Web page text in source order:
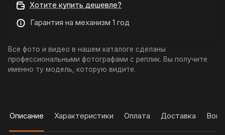
Хотите купить дешевле?
Гарантия на механизм 1 год
Все фото и видео в нашем каталоге сделаны
профессиональными фотографами с реплик. Вы получите
именно ту модель, которую видите.
Описание Характеристики Оплата Доставка